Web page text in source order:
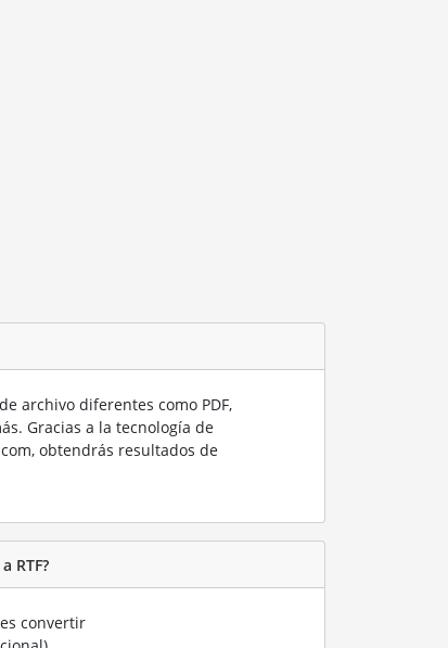
archivo diferentes como PDF,
Gracias a la tecnología de
obtendrás resultados de
RTF?
convertir